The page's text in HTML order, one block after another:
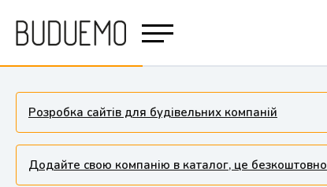
Розробка сайтів для будівельних компаній
Додайте свою компанію в каталог, це безкоштовно